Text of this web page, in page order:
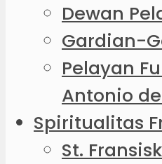
Dewan
Gardian-
Pelayan
Antonio
Spiritualitas
St.